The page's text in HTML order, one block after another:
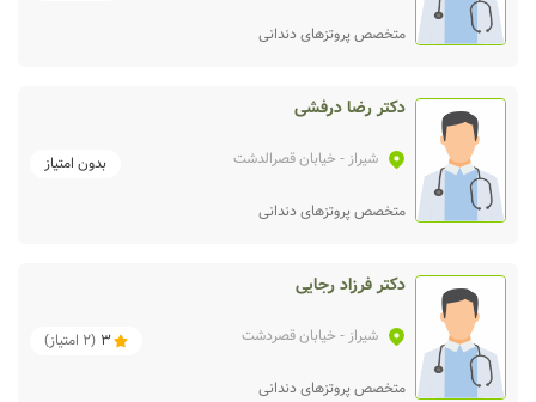
متخصص پروتزهای دندانی
دکتر رضا درفشی
شیراز - خیابان قصرالدشت بدون امتیاز
متخصص پروتزهای دندانی
دکتر فرزاد رجایی
شیراز - خیابان قصردشت 3
(
2 امتیاز)
متخصص پروتزهای دندانی